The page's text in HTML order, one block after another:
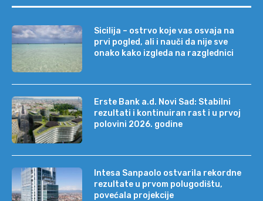
Sicilija – ostrvo koje vas osvaja na
prvi pogled, ali i nauči da nije sve
onako kako izgleda na razglednici
Erste Bank a.d. Novi Sad: Stabilni
rezultati i kontinuiran rast i u prvoj
polovini 2026. godine
Intesa Sanpaolo ostvarila rekordne
rezultate u prvom polugodištu,
povećala projekcije